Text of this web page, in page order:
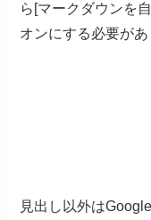
ら[マークダウンを
オンにする必要があ
見出し以外は